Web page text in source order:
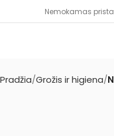
Nemokamas
Pradžia Grožis ir higiena